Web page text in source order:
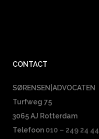
CONTACT
SØRENSEN|ADVOCATEN
Turfweg 75
3065 AJ Rotterdam
Telefoon 010 – 249 24 44